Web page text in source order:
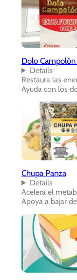
Dolo
Details
Restaura las
Ayuda con los
Chupa Panza
Details
Acelera el
Apoya a bajar